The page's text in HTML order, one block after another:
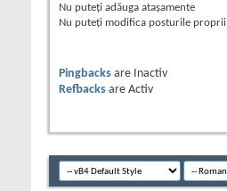
Nu puteţi adăuga ataşamente
Nu puteţi modifica posturile proprii
Pingbacks are
Inactiv
Refbacks are Activ